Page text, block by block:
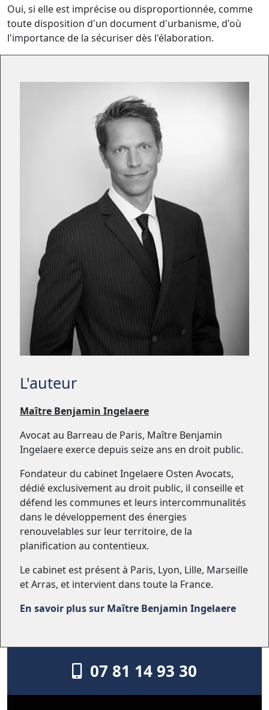
Oui, si elle est imprécise ou disproportionnée, comme
toute disposition d'un document d'urbanisme, d'où
l'importance de la sécuriser dès l'élaboration.
L'auteur
Maître Benjamin Ingelaere
Avocat au Barreau de Paris, Maître Benjamin
Ingelaere exerce depuis seize ans en droit public.
Fondateur du cabinet Ingelaere Osten Avocats,
dédié exclusivement au droit public, il conseille et
défend les communes et leurs intercommunalités
dans le développement des énergies
renouvelables sur leur territoire, de la
planification au contentieux.
Le cabinet est présent à Paris, Lyon, Lille, Marseille
et Arras, et intervient dans toute la France.
En savoir plus sur Maître Benjamin Ingelaere
07 81 14 93 30